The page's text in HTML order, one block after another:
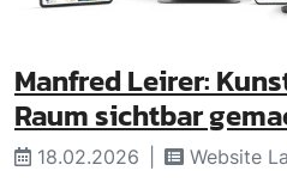
Manfred Leirer:
Raum sichtbar
18.02.2026 Website